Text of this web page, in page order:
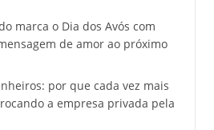
marca o Dia dos Avós com
de amor ao próximo
por que cada vez mais
a empresa privada pela